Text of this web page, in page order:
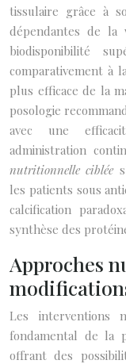
tissulaire grâce à
dépendantes de la
biodisponibilité
comparativement à
plus efficace de la
posologie
avec une
administration
nutritionnelle ciblée
les patients sous
calcification
synthèse des
Approches
Les interventions
fondamental de la
offrant des